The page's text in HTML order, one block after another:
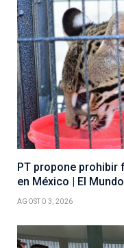
PT propone
en México | El
AGOSTO 3, 2026